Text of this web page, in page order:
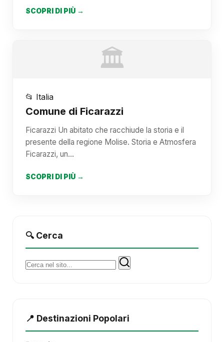
SCOPRI DI PIÙ →
🏛️
📂 Italia
Comune di Ficarazzi
Ficarazzi Un abitato che racchiude la storia e il
presente della regione Molise. Storia e Atmosfera
Ficarazzi, un…
SCOPRI DI PIÙ →
🔍 Cerca
Cerca:
📍 Destinazioni Popolari